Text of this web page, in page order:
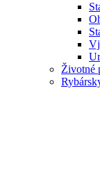
Životné